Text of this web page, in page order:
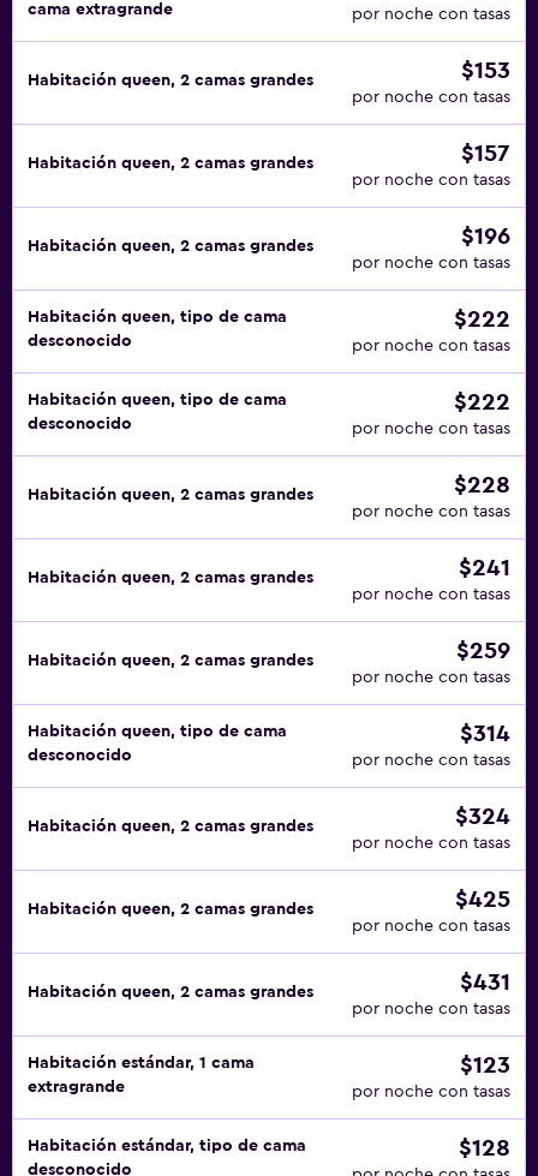
cama extragrande
por noche con tasas
Habitación queen, 2 camas grandes $153
por noche con tasas
Habitación queen, 2 camas grandes $157
por noche con tasas
Habitación queen, 2 camas grandes $196
por noche con tasas
Habitación queen, tipo de cama
desconocido
$222
por noche con tasas
Habitación queen, tipo de cama
desconocido
$222
por noche con tasas
Habitación queen, 2 camas grandes $228
por noche con tasas
Habitación queen, 2 camas grandes $241
por noche con tasas
Habitación queen, 2 camas grandes $259
por noche con tasas
Habitación queen, tipo de cama
desconocido
$314
por noche con tasas
Habitación queen, 2 camas grandes $324
por noche con tasas
Habitación queen, 2 camas grandes $425
por noche con tasas
Habitación queen, 2 camas grandes $431
por noche con tasas
Habitación estándar, 1 cama
extragrande
$123
por noche con tasas
Habitación estándar, tipo de cama
desconocido
$128